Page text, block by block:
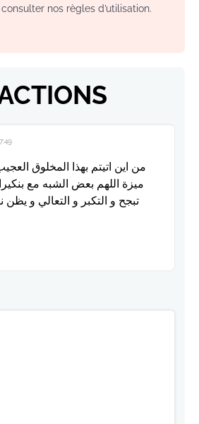
nos règles d’utilisation.
من اين اتيتم بهذا المخلوق
ميزة اللهم بعض الشبه مع
تبجح و التكبر و التعالي و